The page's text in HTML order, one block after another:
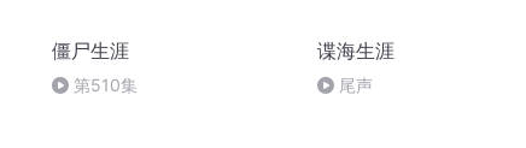
僵尸生涯
第510集
谍海生涯
尾声